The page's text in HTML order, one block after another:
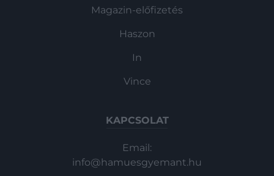
Magazin-előfizetés
Haszon
In
Vince
KAPCSOLAT
Email:
info@hamuesgyemant.hu